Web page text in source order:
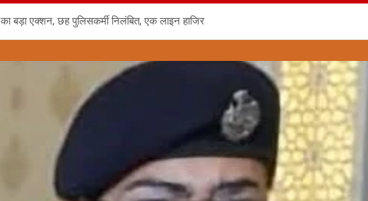
का बड़ा एक्शन, छह पुलिसकर्मी निलंबित, एक लाइन हाजिर